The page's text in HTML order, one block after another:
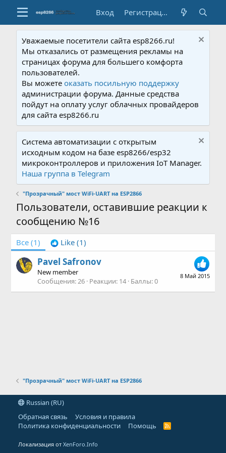
Вход Регистрация
Уважаемые посетители сайта esp8266.ru!
Мы отказались от размещения рекламы на
страницах форума для большего комфорта
пользователей.
Вы можетеоказать посильную поддержку
администрации форума. Данные средства
пойдут на оплату услуг облачных провайдеров
для сайта esp8266.ru
Система автоматизации с открытым
исходным кодом на базе esp8266/esp32
микроконтроллеров и приложения IoT Manager.
Наша группа в Telegram
"Прозрачный" мост WiFi-UART на ESP2866
Пользователи, оставившие реакции к
сообщению №16
Все (1) Like (1)
8 Май 2015
Pavel Safronov
New member
Сообщения 26 Реакции 14 Баллы 0
"Прозрачный" мост WiFi-UART на ESP2866
Russian (RU)
Обратная связь
Условия и правила
Политика конфиденциальности
Помощь
R
Локализация отXenForo.Info